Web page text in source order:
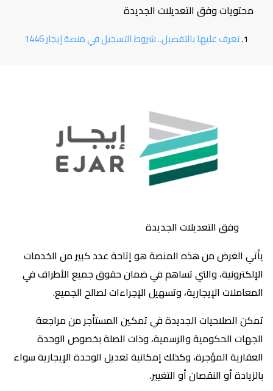
محتويات وفق التعديلات الجديدة
تعرف عليها بالتفصيل.. شروط التسجيل في منصة إيجار 1446
وفق التعديلات الجديدة
يأتي الغرض من هذه المنصة هو إتاحة عدد كبير من الخدمات
الإلكترونية، والتي تساهم في ضمان حقوق جميع الأطراف في
المعاملات الإيجارية، وتسهيل الإجراءات لصالح الجميع.
تمكن الصلاحيات الجديدة في تمكين المستأجر من مراجعة
الجهات الحكومية والرسمية، وذات الصلة بخصوص الوحدة
العقارية المؤجرة، وكذلك إمكانية تعديل الوحدة الإيجارية سواء
بالزيادة أو النقصان أو التغيير.